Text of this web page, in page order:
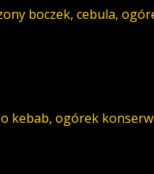
boczek, cebula,
kebab, ogórek